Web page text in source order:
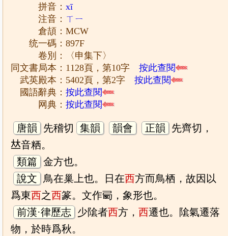
拼音：xī
注音： ㄒㄧ
倉頡：MCW
统一碼：897F
卷別：〈申集下〉
同文書局本：1128頁，第10字按此查閱
武英殿本：5402頁，第2字按此查閱
國語辭典：按此查閱
网典：按此查閱
唐韻 先稽切 集韻 韻會 正韻
先齊切，
𠀤音粞。
類篇 金方也。
說文
鳥在巢上也。日在西方而鳥栖，故因以
爲東西之西篆。文作㢴，象形也。
前漢·律歷志 少隂者西方，西遷也。隂氣遷落
物，於時爲秋。